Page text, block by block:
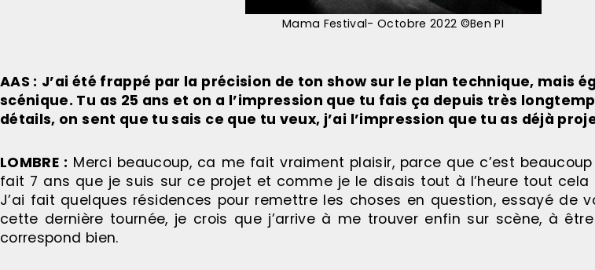
Mama Festival- Octobre 2022 ©Ben PI
AAS : J’ai été frappé par la précision de ton show sur le plan technique, mais
scénique. Tu as 25 ans et on a l’impression que tu fais ça depuis très
détails, on sent que tu sais ce que tu veux, j’ai l’impression que tu as déjà
LOMBRE : Merci beaucoup, ca me fait vraiment plaisir, parce que c’est
fait 7 ans que je suis sur ce projet et comme je le disais tout à l’heure tout
J’ai fait quelques résidences pour remettre les choses en question, essayé de
cette dernière tournée, je crois que j’arrive à me trouver enfin sur scène, à
correspond bien.